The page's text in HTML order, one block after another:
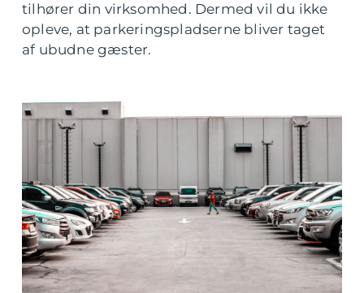
tilhører din virksomhed. Dermed vil du ikke
opleve, at parkeringspladserne bliver taget
af ubudne gæster.